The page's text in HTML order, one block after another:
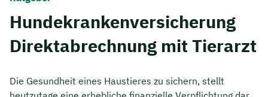
Finanzen
Hundekrankenversicherung
Direktabrechnung mit Tierarzt
Die Gesundheit eines Haustieres zu sichern, stellt